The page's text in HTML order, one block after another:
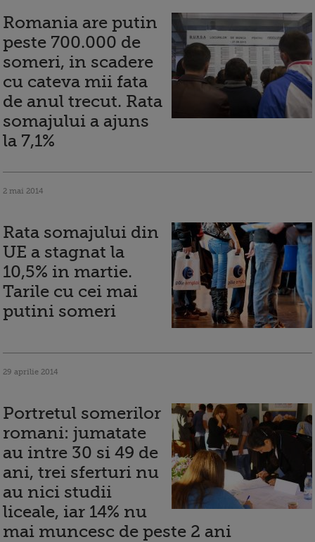
Romania are putin
peste 700.000 de
someri, in scadere
cu cateva mii fata
de anul trecut. Rata
somajului a ajuns
la 7,1%
2 mai 2014
Rata somajului din
UE a stagnat la
10,5% in martie.
Tarile cu cei mai
putini someri
29 aprilie 2014
Portretul somerilor
romani: jumatate
au intre 30 si 49 de
ani, trei sferturi nu
au nici studii
liceale, iar 14% nu
mai muncesc de peste 2 ani